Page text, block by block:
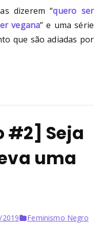
dizerem “quero ser
vegana” e uma série
que são adiadas por
#2] Seja
uma
Feminismo Negro